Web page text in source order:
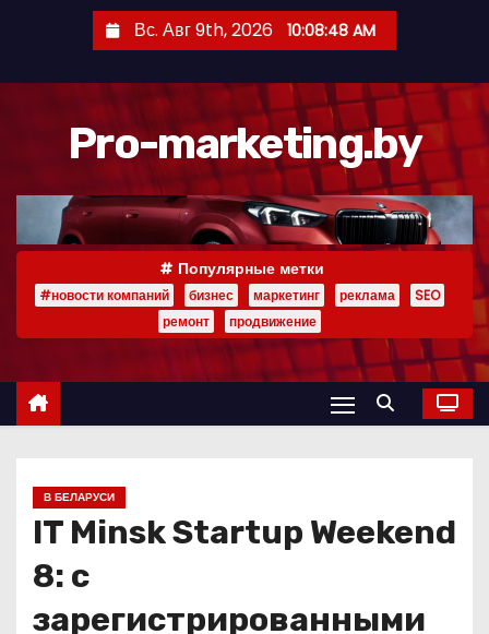
р
Вс. Авг 9th, 2026 10:08:49 AM
Pro-marketing.by
Популярные метки
#новости компаний бизнес маркетинг реклама
SEO
ремонт
продвижение
В БЕЛАРУСИ
IT Minsk Startup Weekend
8: с
зарегистрированными